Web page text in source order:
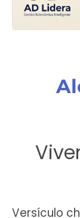
Versículo